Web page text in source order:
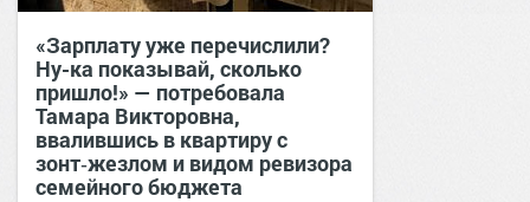
«Зарплату уже перечислили?
Ну-ка показывай, сколько
пришло!» — потребовала
Тамара Викторовна,
ввалившись в квартиру с
зонт‑жезлом и видом ревизора
семейного бюджета